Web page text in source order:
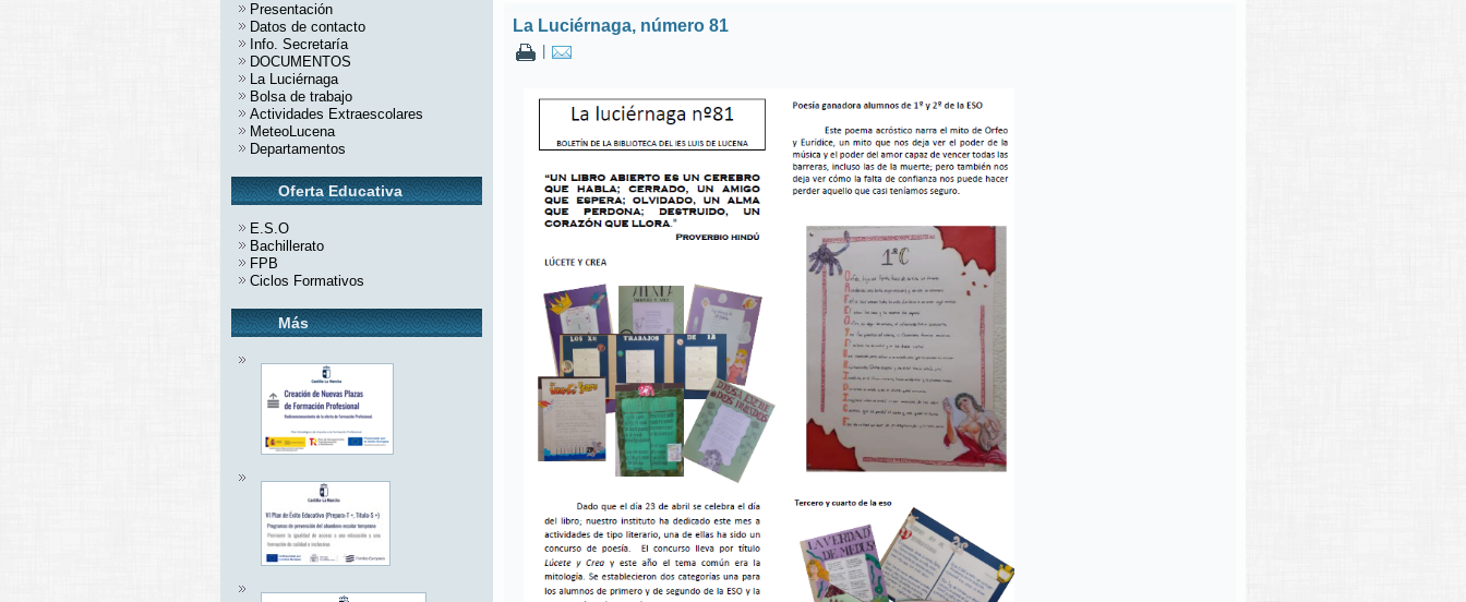
Presentación
Datos de contacto
Info. Secretaría
DOCUMENTOS
La Luciérnaga
Bolsa de trabajo
Actividades Extraescolares
MeteoLucena
Departamentos
Oferta Educativa
E.S.O
Bachillerato
FPB
Ciclos Formativos
Más
La Luciérnaga, número 81